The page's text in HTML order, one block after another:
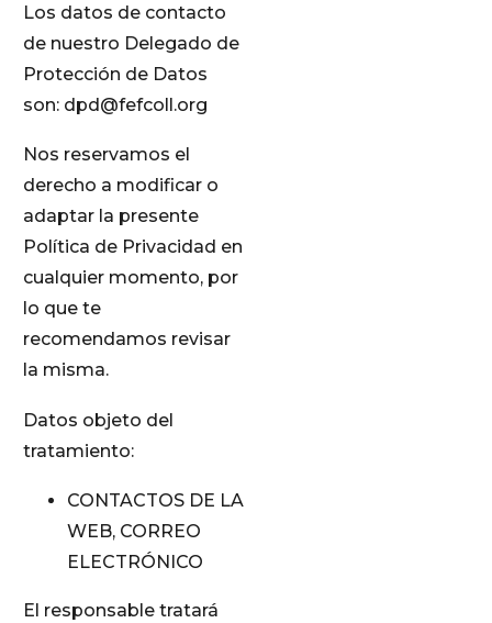
Los datos de contacto
de nuestro Delegado de
Protección de Datos
son: dpd@fefcoll.org
Nos reservamos el
derecho a modificar o
adaptar la presente
Política de Privacidad en
cualquier momento, por
lo que te
recomendamos revisar
la misma.
Datos objeto del
tratamiento:
CONTACTOS DE LA
WEB, CORREO
ELECTRÓNICO
El responsable tratará